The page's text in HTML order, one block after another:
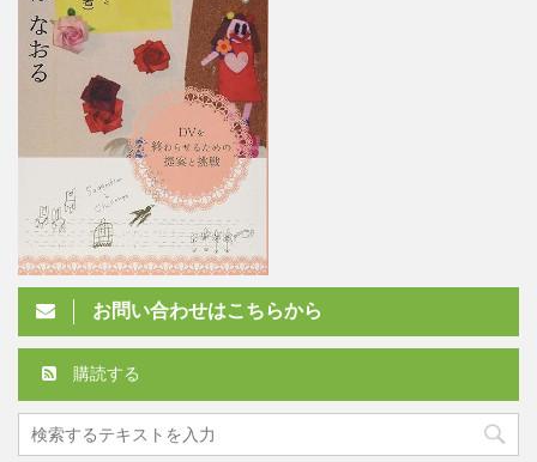
お問い合わせはこちらから
購読する